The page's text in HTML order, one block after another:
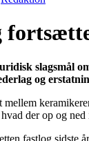
slagsmål
og
der op og
fastlog sidste